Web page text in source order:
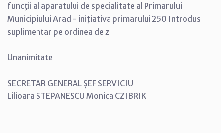
funcţii al aparatului de specialitate al Primarului
Municipiului Arad - iniţiativa primarului 250 Introdus
suplimentar pe ordinea de zi
Unanimitate
SECRETAR GENERAL ȘEF SERVICIU
Lilioara STEPANESCU Monica CZIBRIK